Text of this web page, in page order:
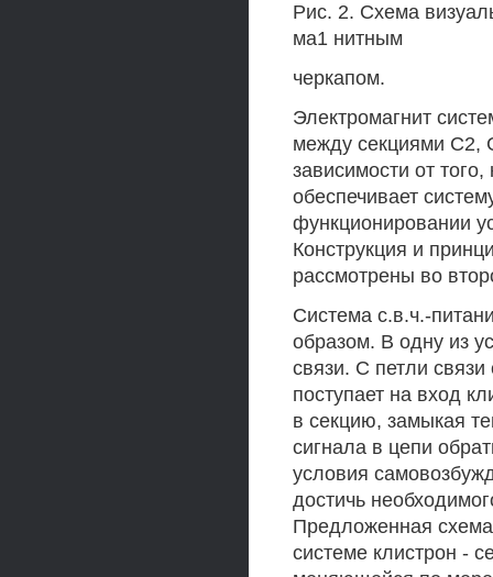
Рис. 2. Схема
ма1 нитным
черкапом.
Электромагнит
между секциями С2,
зависимости от
обеспечивает
функционировании
Конструкция и
рассмотрены во
Система с.в.ч.-
образом. В одну из
связи. С петли
поступает на вход
в секцию, замыкая
сигнала в цепи
условия
достичь
Предложенная
системе клистрон -